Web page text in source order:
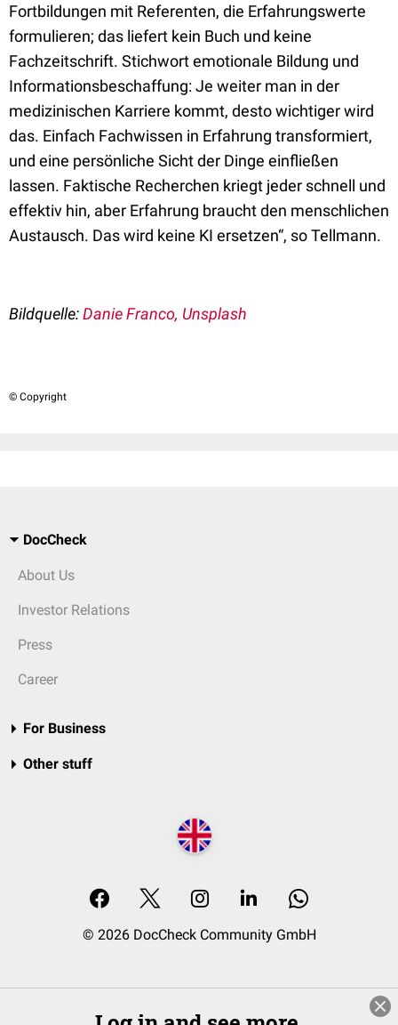
Fortbildungen mit Referenten, die Erfahrungswerte
formulieren; das liefert kein Buch und keine
Fachzeitschrift. Stichwort emotionale Bildung und
Informationsbeschaffung: Je weiter man in der
medizinischen Karriere kommt, desto wichtiger wird
das. Einfach Fachwissen in Erfahrung transformiert,
und eine persönliche Sicht der Dinge einfließen
lassen. Faktische Recherchen kriegt jeder schnell und
effektiv hin, aber Erfahrung braucht den menschlichen
Austausch. Das wird keine KI ersetzen“, so Tellmann.
Bildquelle:Danie Franco, Unsplash
© Copyright
DocCheck
About Us
Investor Relations
Press
Career
For Business
Other stuff
© 2026 DocCheck Community GmbH